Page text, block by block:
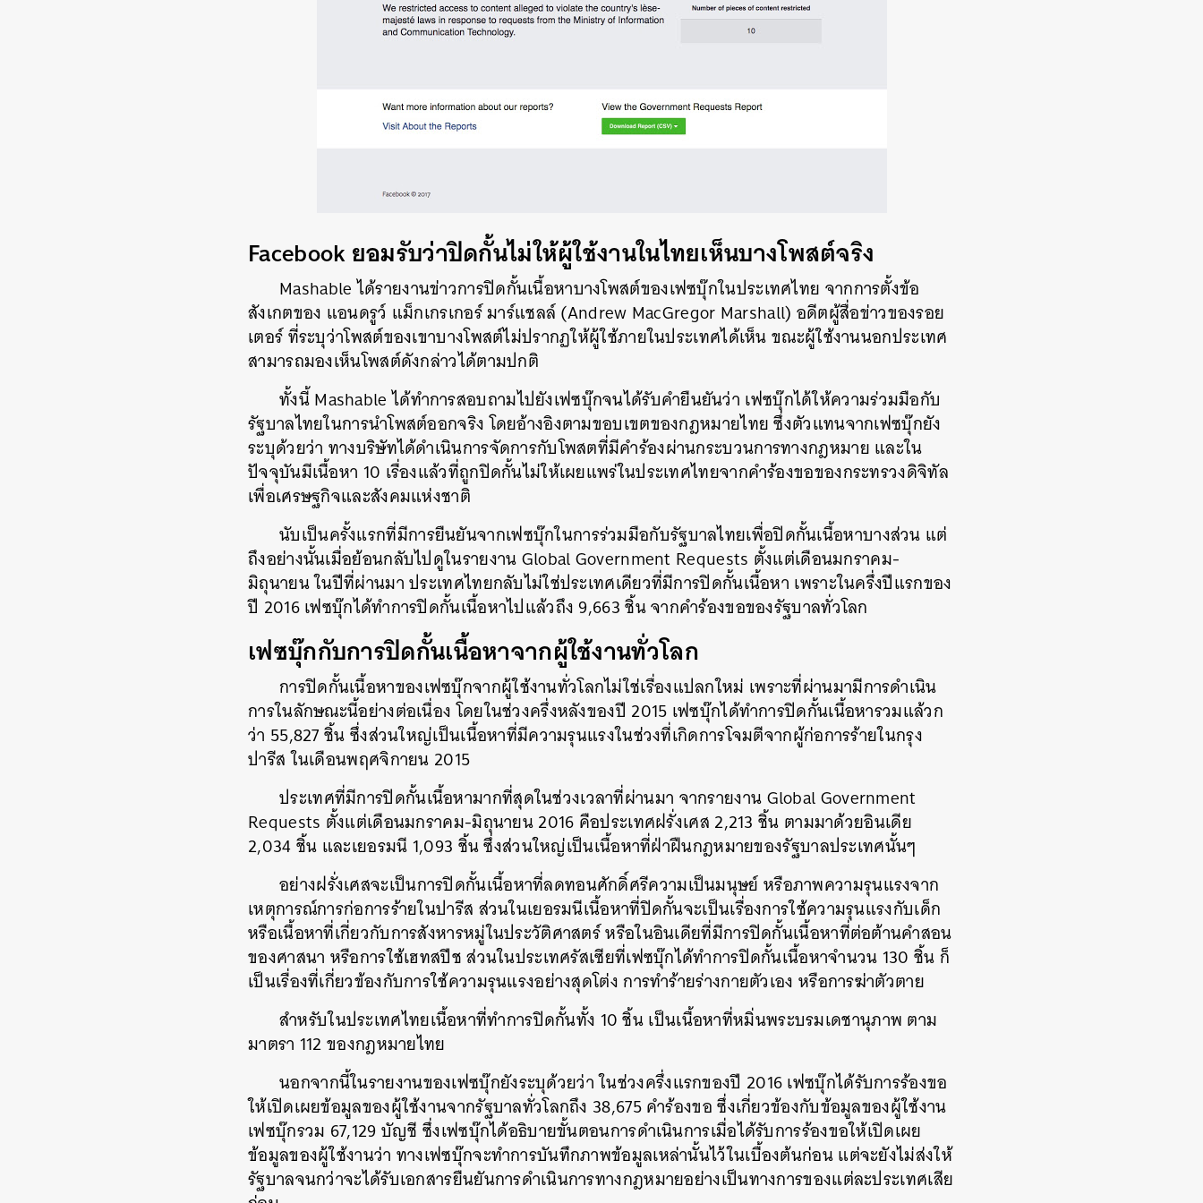
Facebook ยอมรับว่าปิดกั้นไม่ให้ผู้ใช้งานในไทยเห็นบางโพสต์จริง
Mashable ได้รายงานข่าวการปิดกั้นเนื้อหาบางโพสต์ของเฟซบุ๊กในประเทศไทย จากการตั้งข้อ
สังเกตของ แอนดรูว์ แม็กเกรเกอร์ มาร์แชลล์ (Andrew MacGregor Marshall) อดีตผู้สื่อข่าวของรอย
เตอร์ ที่ระบุว่าโพสต์ของเขาบางโพสต์ไม่ปรากฏให้ผู้ใช้ภายในประเทศได้เห็น ขณะผู้ใช้งานนอกประเทศ
สามารถมองเห็นโพสต์ดังกล่าวได้ตามปกติ
ทั้งนี้ Mashable ได้ทำการสอบถามไปยังเฟซบุ๊กจนได้รับคำยืนยันว่า เฟซบุ๊กได้ให้ความร่วมมือกับ
รัฐบาลไทยในการนำโพสต์ออกจริง โดยอ้างอิงตามขอบเขตของกฎหมายไทย ซึ่งตัวแทนจากเฟซบุ๊กยัง
ระบุด้วยว่า ทางบริษัทได้ดำเนินการจัดการกับโพสตที่มีคำร้องผ่านกระบวนการทางกฎหมาย และใน
ปัจจุบันมีเนื้อหา 10 เรื่องแล้วที่ถูกปิดกั้นไม่ให้เผยแพร่ในประเทศไทยจากคำร้องขอของกระทรวงดิจิทัล
เพื่อเศรษฐกิจและสังคมแห่งชาติ
นับเป็นครั้งแรกที่มีการยืนยันจากเฟซบุ๊กในการร่วมมือกับรัฐบาลไทยเพื่อปิดกั้นเนื้อหาบางส่วน แต่
ถึงอย่างนั้นเมื่อย้อนกลับไปดูในรายงาน Global Government Requests ตั้งแต่เดือนมกราคม-
มิถุนายน ในปีที่ผ่านมา ประเทศไทยกลับไม่ใช่ประเทศเดียวที่มีการปิดกั้นเนื้อหา เพราะในครึ่งปีแรกของ
ปี 2016 เฟซบุ๊กได้ทำการปิดกั้นเนื้อหาไปแล้วถึง 9,663 ชิ้น จากคำร้องขอของรัฐบาลทั่วโลก
เฟซบุ๊กกับการปิดกั้นเนื้อหาจากผู้ใช้งานทั่วโลก
การปิดกั้นเนื้อหาของเฟซบุ๊กจากผู้ใช้งานทั่วโลกไม่ใช่เรื่องแปลกใหม่ เพราะที่ผ่านมามีการดำเนิน
การในลักษณะนี้อย่างต่อเนื่อง โดยในช่วงครึ่งหลังของปี 2015 เฟซบุ๊กได้ทำการปิดกั้นเนื้อหารวมแล้วก
ว่า 55,827 ชิ้น ซึ่งส่วนใหญ่เป็นเนื้อหาที่มีความรุนแรงในช่วงที่เกิดการโจมตีจากผู้ก่อการร้ายในกรุง
ปารีส ในเดือนพฤศจิกายน 2015
ประเทศที่มีการปิดกั้นเนื้อหามากที่สุดในช่วงเวลาที่ผ่านมา จากรายงาน Global Government
Requests ตั้งแต่เดือนมกราคม-มิถุนายน 2016 คือประเทศฝรั่งเศส 2,213 ชิ้น ตามมาด้วยอินเดีย
2,034 ชิ้น และเยอรมนี 1,093 ชิ้น ซึ่งส่วนใหญ่เป็นเนื้อหาที่ฝ่าฝืนกฎหมายของรัฐบาลประเทศนั้นๆ
อย่างฝรั่งเศสจะเป็นการปิดกั้นเนื้อหาที่ลดทอนศักดิ์ศรีความเป็นมนุษย์ หรือภาพความรุนแรงจาก
เหตุการณ์การก่อการร้ายในปารีส ส่วนในเยอรมนีเนื้อหาที่ปิดกั้นจะเป็นเรื่องการใช้ความรุนแรงกับเด็ก
หรือเนื้อหาที่เกี่ยวกับการสังหารหมู่ในประวัติศาสตร์ หรือในอินเดียที่มีการปิดกั้นเนื้อหาที่ต่อต้านคำสอน
ของศาสนา หรือการใช้เฮทสปีช ส่วนในประเทศรัสเซียที่เฟซบุ๊กได้ทำการปิดกั้นเนื้อหาจำนวน 130 ชิ้น ก็
เป็นเรื่องที่เกี่ยวข้องกับการใช้ความรุนแรงอย่างสุดโต่ง การทำร้ายร่างกายตัวเอง หรือการฆ่าตัวตาย
สำหรับในประเทศไทยเนื้อหาที่ทำการปิดกั้นทั้ง 10 ชิ้น เป็นเนื้อหาที่หมิ่นพระบรมเดชานุภาพ ตาม
มาตรา 112 ของกฎหมายไทย
นอกจากนี้ในรายงานของเฟซบุ๊กยังระบุด้วยว่า ในช่วงครึ่งแรกของปี 2016 เฟซบุ๊กได้รับการร้องขอ
ให้เปิดเผยข้อมูลของผู้ใช้งานจากรัฐบาลทั่วโลกถึง 38,675 คำร้องขอ ซึ่งเกี่ยวข้องกับข้อมูลของผู้ใช้งาน
เฟซบุ๊กรวม 67,129 บัญชี ซึ่งเฟซบุ๊กได้อธิบายขั้นตอนการดำเนินการเมื่อได้รับการร้องขอให้เปิดเผย
ข้อมูลของผู้ใช้งานว่า ทางเฟซบุ๊กจะทำการบันทึกภาพข้อมูลเหล่านั้นไว้ในเบื้องต้นก่อน แต่จะยังไม่ส่งให้
รัฐบาลจนกว่าจะได้รับเอกสารยืนยันการดำเนินการทางกฎหมายอย่างเป็นทางการของแต่ละประเทศเสีย
SHARE TWEET LINE EMAIL